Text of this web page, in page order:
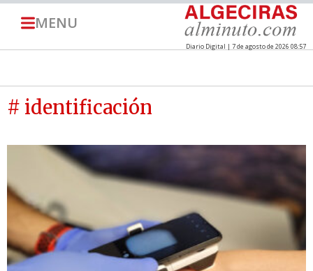
MENU
Diario Digital | 7 de agosto de 2026 08:57
# identificación